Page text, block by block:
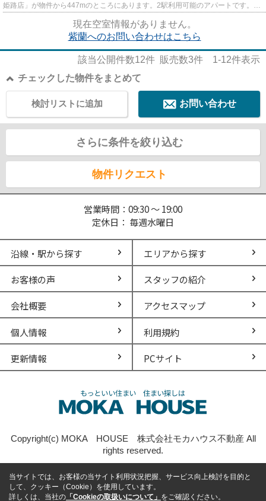
姫路店」が物件から447mのところにあります。2駅利用可能のアパートです。こ
ちらは初期費用をカードでお支...
現在空室情報がありません。
紫蘭へのお問い合わせはこちら
該当公開件数12件 販売数3件 1-12件表示
チェックした物件をまとめて
お問い合わせ
検討リストに追加
さらに条件を絞り込む
物件リクエスト
営業時間：09:30 ～ 19:00
定休日： 毎週水曜日
沿線・駅から探す エリアから探す
お客様の声 スタッフの紹介
会社概要 アクセスマップ
個人情報 利用規約
更新情報 PCサイト
Copyright(c) MOKA HOUSE 株式会社モカハウス不動産 All
rights reserved.
当サイトでは、お客様の当サイト利用状況把握、サービス向上検討を目的と
して、クッキー（Cookie）を使用しています。
詳しくは、当社の 「Cookieの取扱いについて」 をご確認ください。